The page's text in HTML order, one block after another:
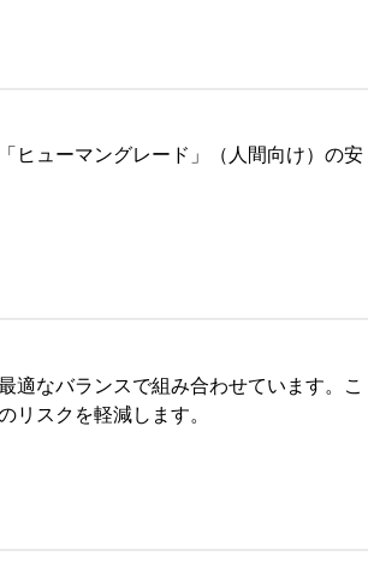
ヒューマングレード」（人間向け）の安
適なバランスで組み合わせています。こ
スクを軽減します。